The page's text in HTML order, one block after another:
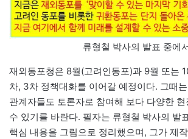
류형철 박사의 발표 중에
재외동포청은 8월(고려인동포)과 9월 또는
차, 3차 정책대화를 이어갈 예정이다. 그때
관계자들도 토론자로 참여해 보다 다양한
수 있기를 바란다. 필자는 류형철 박사의 발
핵심 내용을 그림으로 정리했으며, 그가 제